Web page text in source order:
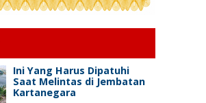
Ini Yang Harus Dipatuhi
Saat Melintas di Jembatan
Kartanegara